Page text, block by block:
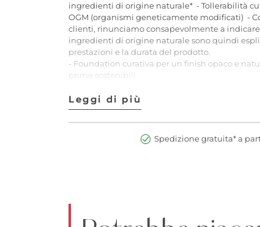
ingredienti di origine naturale* - Tollerabilità
OGM (organismi geneticamente modificati) -
clienti, rinunciamo consapevolmente a
ingredienti di origine naturale sono quindi
prestazioni e la durata del prodotto.
- Foundation curativa per un finish opaco e
prime sostenibili
un Oval Brush per applicare la Foundation
N° art.:2900274980191
Leggi di più
Leggi di più
Spedizione gratuita* a